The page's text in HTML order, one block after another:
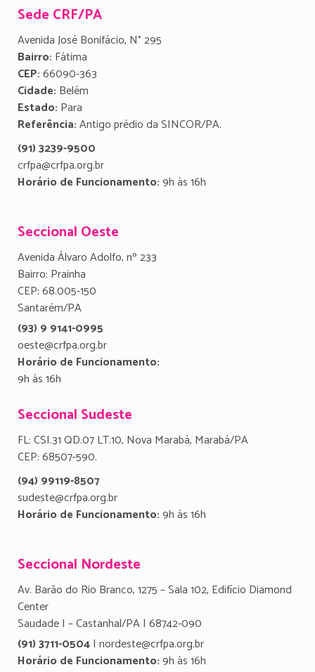
Sede CRF/PA
Avenida José Bonifácio, N° 295
Bairro: Fátima
CEP:66090-363
Cidade: Belém
Estado: Para
Referência:Antigo prédio da SINCOR/PA.
(91) 3239-9500
crfpa@crfpa.org.br
Horário de Funcionamento:9h às 16h
Seccional Oeste
Avenida Álvaro Adolfo, nº 233
Bairro: Prainha
CEP: 68.005-150
Santarém/PA
(93) 9 9141-0995
oeste@crfpa.org.br
Horário de Funcionamento:
9h às 16h
Seccional Sudeste
FL: CSI.31 QD.07 LT.10, Nova Marabá, Marabá/PA
CEP: 68507-590.
(94) 99119-8507
sudeste@crfpa.org.br
Horário de Funcionamento:9h às 16h
Seccional Nordeste
Av. Barão do Rio Branco, 1275 – Sala 102, Edifício Diamond
Center
Saudade I – Castanhal/PA | 68742-090
(91) 3711-0504| nordeste@crfpa.org.br
Horário de Funcionamento:9h às 16h